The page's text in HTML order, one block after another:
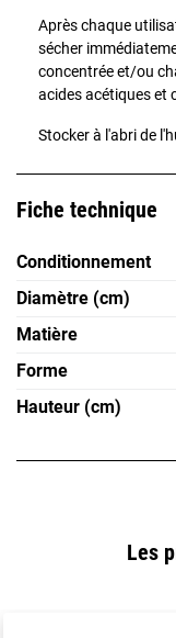
Après chaque
sécher
concentrée et/ou
acides acétiques et
Stocker à l'abri de
Fiche technique
Conditionnement
Diamètre (cm)
Matière
Forme
Hauteur (cm)
Les